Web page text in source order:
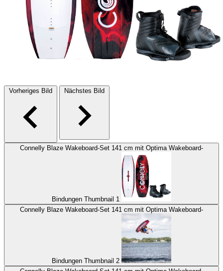
Vorheriges Bild Nächstes Bild
Connelly Blaze Wakeboard-Set 141 cm mit Optima Wakeboard-
Bindungen Thumbnail 1
Connelly Blaze Wakeboard-Set 141 cm mit Optima Wakeboard-
Bindungen Thumbnail 2